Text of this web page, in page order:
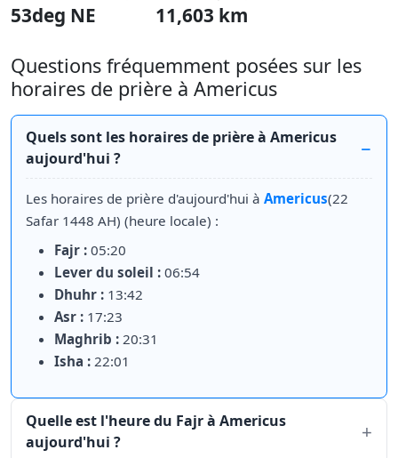
53deg NE 11,603 km
Questions fréquemment posées sur les
horaires de prière à Americus
Quels sont les horaires de prière à Americus
aujourd'hui ?
Les horaires de prière d'aujourd'hui à Americus(22
Safar 1448 AH) (heure locale) :
Fajr : 05:20
Lever du soleil : 06:54
Dhuhr : 13:42
Asr : 17:23
Maghrib : 20:31
Isha : 22:01
Quelle est l'heure du Fajr à Americus
aujourd'hui ?